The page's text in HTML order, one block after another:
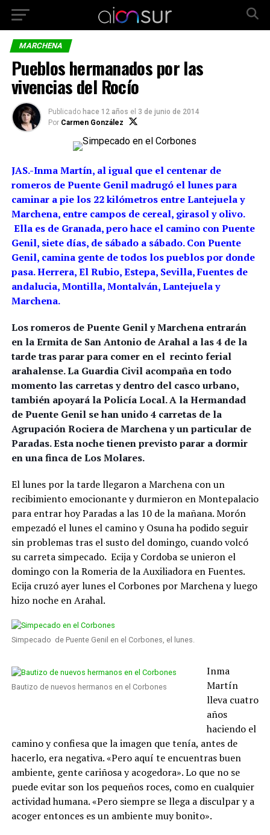
MARCHENA
Pueblos hermanados por las
vivencias del Rocío
Publicado hace 12 años el 3 de junio de 2014
Por Carmen González
JAS.-Inma Martín, al igual que el centenar de
romeros de Puente Genil madrugó el lunes para
caminar a pie los 22 kilómetros entre Lantejuela y
Marchena, entre campos de cereal, girasol y olivo.
Ella es de Granada, pero hace el camino con Puente
Genil, siete días, de sábado a sábado. Con Puente
Genil, camina gente de todos los pueblos por donde
pasa. Herrera, El Rubio, Estepa, Sevilla, Fuentes de
andalucia, Montilla, Montalván, Lantejuela y
Marchena.
Los romeros de Puente Genil y Marchena entrarán
en la Ermita de San Antonio de Arahal a las 4 de la
tarde tras parar para comer en el recinto ferial
arahalense. La Guardia Civil acompaña en todo
momento las carretas y dentro del casco urbano,
también apoyará la Policía Local. A la Hermandad
de Puente Genil se han unido 4 carretas de la
Agrupación Rociera de Marchena y un particular de
Paradas. Esta noche tienen previsto parar a dormir
en una finca de Los Molares.
El lunes por la tarde llegaron a Marchena con un
recibimiento emocionante y durmieron en Montepalacio
para entrar hoy Paradas a las 10 de la mañana. Morón
empezadó el lunes el camino y Osuna ha podido seguir
sin problemas tras el susto del domingo, cuando volcó
su carreta simpecado. Ecija y Cordoba se unieron el
domingo con la Romeria de la Auxiliadora en Fuentes.
Ecija cruzó ayer lunes el Corbones por Marchena y luego
hizo noche en Arahal.
Simpecado de Puente Genil en el Corbones, el lunes.
Bautizo de nuevos hermanos en el Corbones
Inma
Martín
lleva cuatro
años
haciendo el
camino y confiesa que la imagen que tenía, antes de
hacerlo, era negativa. «Pero aquí te encuentras buen
ambiente, gente cariñosa y acogedora». Lo que no se
puede evitar son los pequeños roces, como en cualquier
actividad humana. «Pero siempre se llega a disculpar y a
acoger entonces es un ambiente muy bonito».